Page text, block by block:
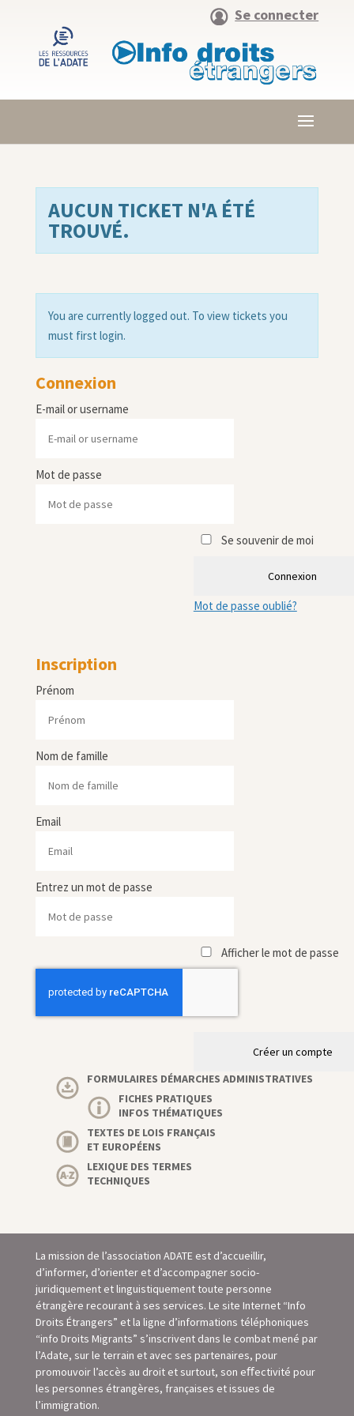
Se connecter
AUCUN TICKET N'A ÉTÉ
TROUVÉ.
You are currently logged out. To view tickets you
must first login.
Connexion
E-mail or username
Mot de passe
Se souvenir de moi
Connexion
Mot de passe oublié?
Inscription
Prénom
Nom de famille
Email
Entrez un mot de passe
Afficher le mot de passe
Créer un compte
FORMULAIRES DÉMARCHES ADMINISTRATIVES
FICHES PRATIQUES
INFOS THÉMATIQUES
TEXTES DE LOIS FRANÇAIS
ET EUROPÉENS
LEXIQUE DES TERMES
TECHNIQUES
La mission de l’association ADATE est d’accueillir,
d’informer, d’orienter et d’accompagner socio-
juridiquement et linguistiquement toute personne
étrangère recourant à ses services. Le site Internet “Info
Droits Étrangers” et la ligne d’informations téléphoniques
“info Droits Migrants” s’inscrivent dans le combat mené par
l’Adate, sur le terrain et avec ses partenaires, pour
promouvoir l’accès au droit et surtout, son eﬀectivité pour
les personnes étrangères, françaises et issues de
l’immigration.